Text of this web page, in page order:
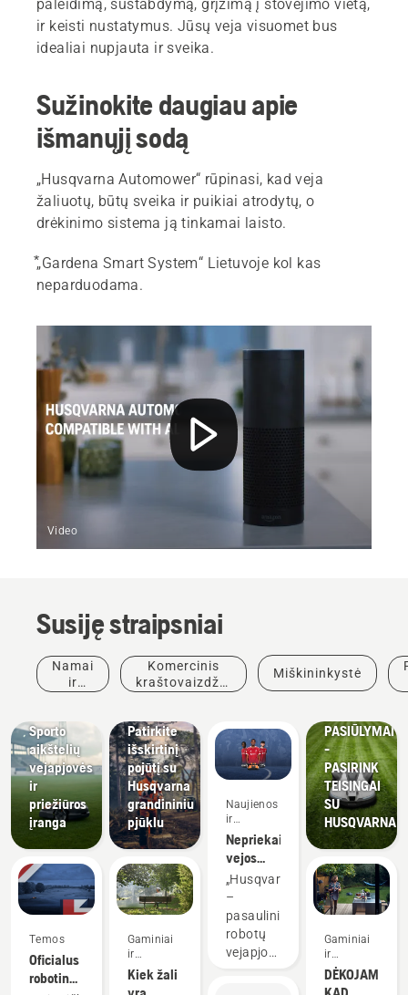
paleidimą, sustabdymą, grįžimą į stovėjimo vietą,
ir keisti nustatymus. Jūsų veja visuomet bus
idealiai nupjauta ir sveika.
Sužinokite daugiau apie
išmanųjį sodą
„Husqvarna Automower“ rūpinasi, kad veja
žaliuotų, būtų sveika ir puikiai atrodytų, o
drėkinimo sistema ją tinkamai laisto.
⃰„Gardena Smart System“ Lietuvoje kol kas
neparduodama.
Video
Susiję straipsniai
Namai
ir
Komercinis
kraštovaizdžio
Miškininkystė
Sporto
Sporto
aikštelių
vejapjovės
ir
priežiūros
įranga
Temos
Oficialus
robotinės
Patirkite
išskirtinį
pojūtį su
Husqvarna
grandininiu
pjūklu
Gaminiai
ir
inovacijos
Kiek žali
Naujienos
ir
žiniasklaida
Nepriekaištinga
vejos
priežiūra
visada
svarbi
„Husqvarna“
–
pasauliniai
robotų
vejapjovių
PASIŪLYMAI
-
PASIRINK
TEISINGAI
SU
HUSQVARNA!
Gaminiai
ir
inovacijos
DĖKOJAME,